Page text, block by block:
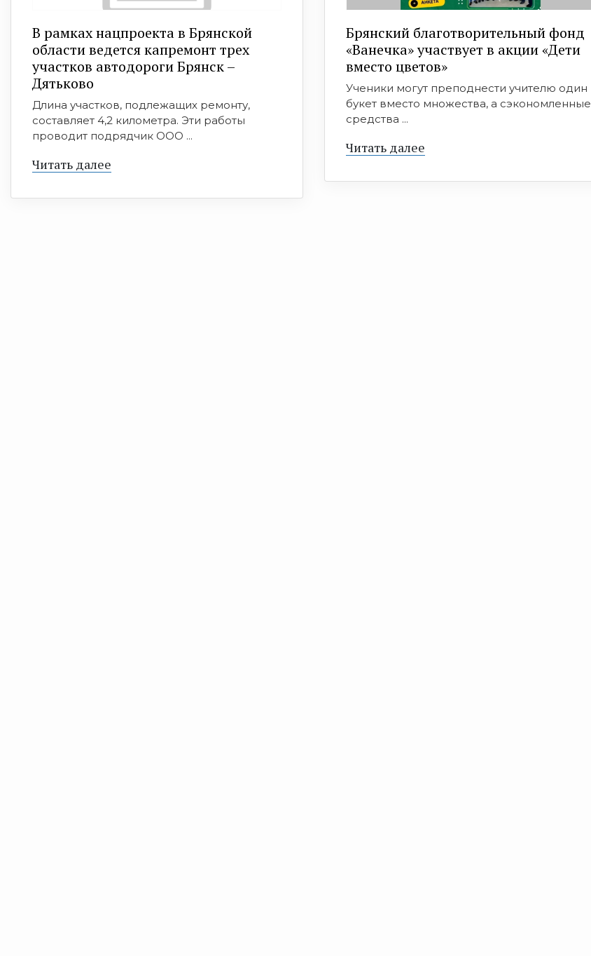
В рамках нацпроекта в Брянской
области ведется капремонт трех
участков автодороги Брянск –
Дятьково
Длина участков, подлежащих ремонту,
составляет 4,2 километра. Эти работы
проводит подрядчик ООО ...
Читать далее
Брянский благотворительный фонд
«Ванечка» участвует в акции «Дети
вместо цветов»
Ученики могут преподнести учителю один
букет вместо множества, а сэкономленные
средства ...
Читать далее